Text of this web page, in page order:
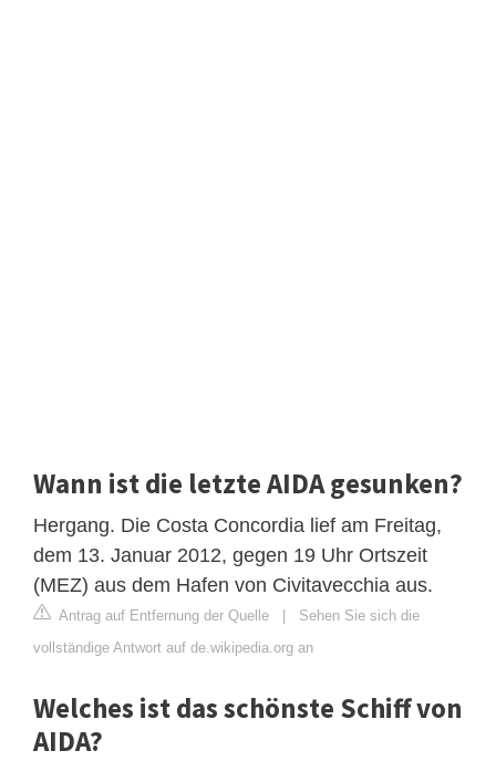
Wann ist die letzte AIDA gesunken?
Hergang. Die Costa Concordia lief am Freitag,
dem 13. Januar 2012, gegen 19 Uhr Ortszeit
(MEZ) aus dem Hafen von Civitavecchia aus.
Antrag auf Entfernung der Quelle
Sehen Sie sich die
vollständige Antwort auf de.wikipedia.org an
Welches ist das schönste Schiff von
AIDA?